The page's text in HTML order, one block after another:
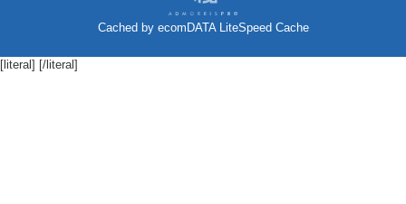
Cached by ecomDATA LiteSpeed Cache
[literal] [/literal]